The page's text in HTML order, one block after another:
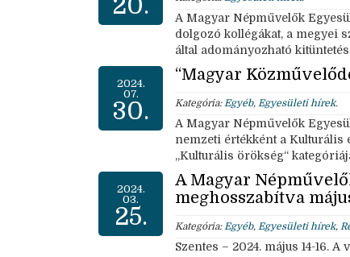
20.
A Magyar Népművelők
dolgozó kollégákat, a megyei
által adományozható
2024.
07.
30.
“Magyar
Kategória:Egyéb, Egyesületi hírek.
A Magyar Népművelők
nemzeti értékként a
„Kulturális örökség“
2024.
03.
25.
A Magyar
meghosszabítva
Kategória:Egyéb, Egyesületi hírek,
Szentes – 2024. május 14-16.